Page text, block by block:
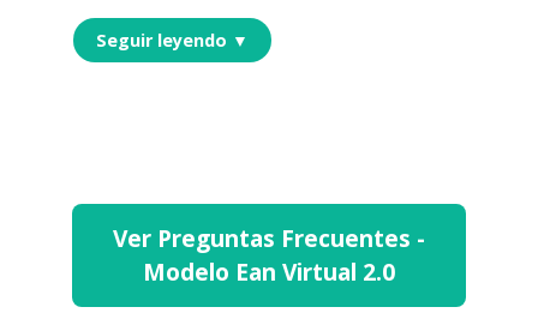
cuando se requieran aspectos más
Mesa de Servicios– en Estudiantes,
graduados, externos – Radicar una
solicitud – Centro responsable
“Mediaciones didácticas”.
Seguir leyendo ▼
Ver Preguntas Frecuentes -
Modelo Ean Virtual 2.0